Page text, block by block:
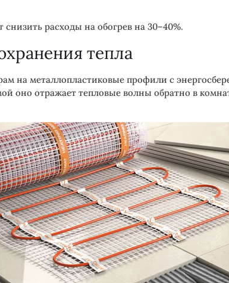
расходы на обогрев на 30–40%.
тепла
на металлопластиковые профили с
оно отражает тепловые волны обратно в